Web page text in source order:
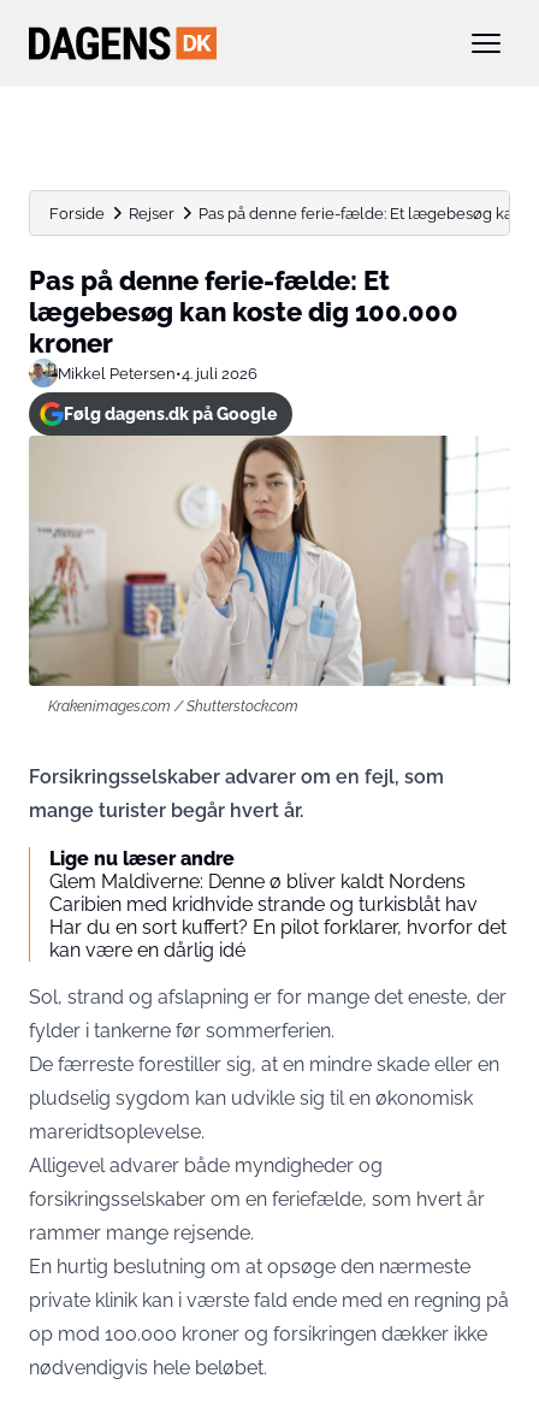
Forside Rejser Pas på denne ferie-fælde: Et lægebesøg kan
Pas på denne ferie-fælde: Et
lægebesøg kan koste dig 100.000
kroner
Mikkel Petersen•4. juli 2026
Følg dagens.dk på Google
Krakenimages.com / Shutterstock.com
Forsikringsselskaber advarer om en fejl, som
mange turister begår hvert år.
Lige nu læser andre
Glem Maldiverne: Denne ø bliver kaldt Nordens
Caribien med kridhvide strande og turkisblåt hav
Har du en sort kuffert? En pilot forklarer, hvorfor det
kan være en dårlig idé
Sol, strand og afslapning er for mange det eneste, der
fylder i tankerne før sommerferien.
De færreste forestiller sig, at en mindre skade eller en
pludselig sygdom kan udvikle sig til en økonomisk
mareridtsoplevelse.
Alligevel advarer både myndigheder og
forsikringsselskaber om en feriefælde, som hvert år
rammer mange rejsende.
En hurtig beslutning om at opsøge den nærmeste
private klinik kan i værste fald ende med en regning på
op mod 100.000 kroner og forsikringen dækker ikke
nødvendigvis hele beløbet.